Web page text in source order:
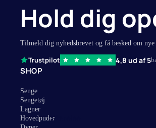
180x200 cm
180x210 cm
150x260 cm
260x260 cm
Størelse
Hold dig
Tilmeld dig nyhedsbrevet og få besked om
Trustpilot 4,8 ud af 5
SHOP
Senge
Sengetøj
Lagner
Hovedpuder